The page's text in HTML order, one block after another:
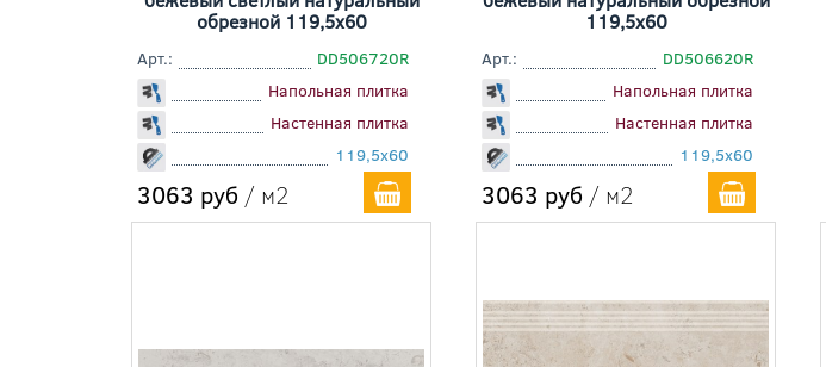
обрезной 119,5x60
Арт.:
DD506720R
Напольная плитка
Настенная плитка
119,5x60
3063 руб / м2
119,5x60
Арт.:
DD506620R
Напольная плитка
Настенная плитка
119,5x60
3063 руб / м2